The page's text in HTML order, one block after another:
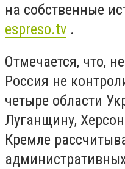
на собственные
espreso.tv .
Отмечается, что,
Россия не
четыре области
Луганщину,
Кремле